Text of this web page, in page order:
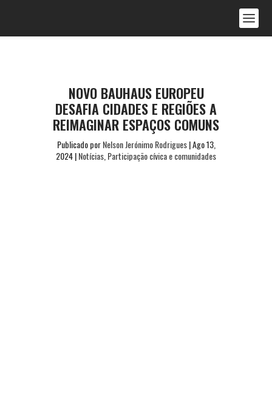
NOVO BAUHAUS EUROPEU
DESAFIA CIDADES E REGIÕES A
REIMAGINAR ESPAÇOS COMUNS
Publicado porNelson Jerónimo Rodrigues|Ago 13,
2024|Notícias Participação cívica e comunidades